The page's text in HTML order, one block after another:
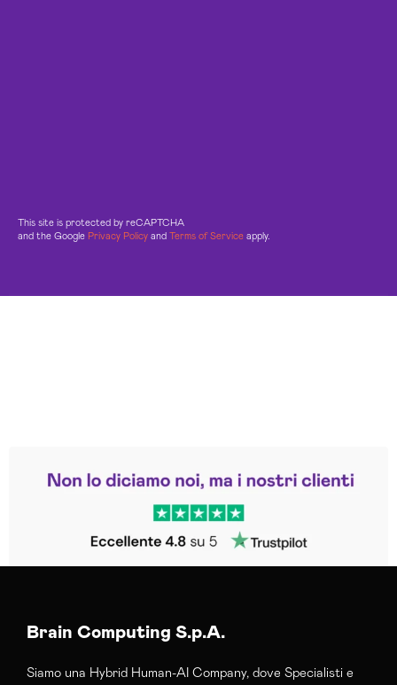
This site is protected by reCAPTCHA
and the Google Privacy Policy and Terms of Service apply.
Trustpilot
Brain Computing S.p.A.
Siamo una Hybrid Human-AI Company, dove Specialisti e